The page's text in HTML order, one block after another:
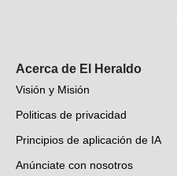
Acerca de El Heraldo
Visión y Misión
Politicas de privacidad
Principios de aplicación de IA
Anúnciate con nosotros